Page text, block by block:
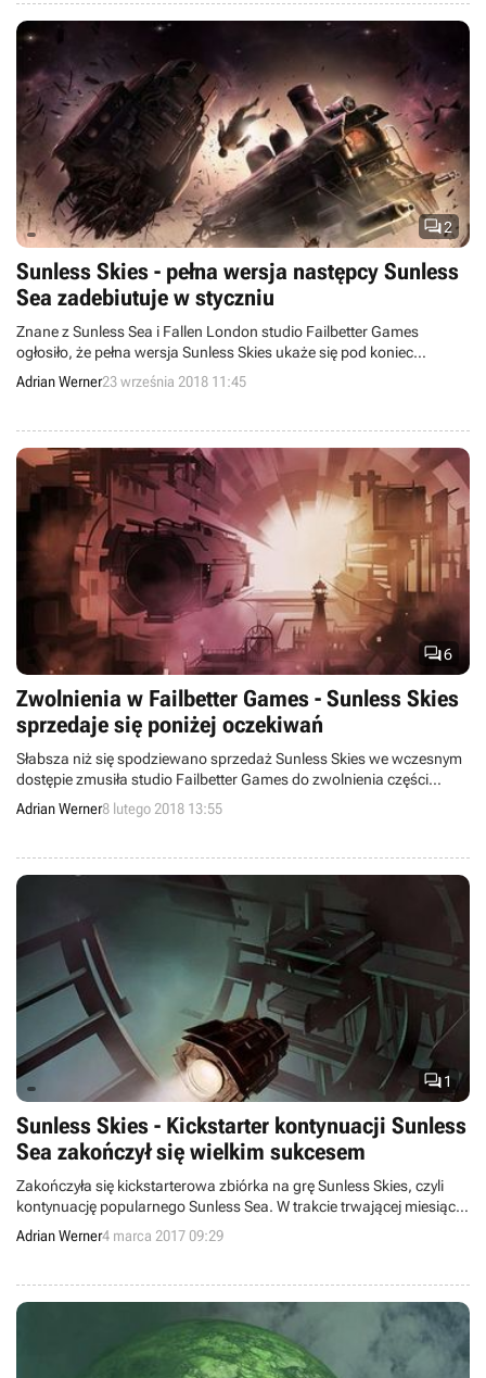
2
Sunless Skies - pełna wersja następcy Sunless
Sea zadebiutuje w styczniu
Znane z Sunless Sea i Fallen London studio Failbetter Games
ogłosiło, że pełna wersja Sunless Skies ukaże się pod koniec
stycznia przyszłego roku. Twórcy wypuścili również darmową
stołową grę fabularną osadzoną w realiach gry.
Adrian Werner23 września 2018 11:45
6
Zwolnienia w Failbetter Games - Sunless Skies
sprzedaje się poniżej oczekiwań
Słabsza niż się spodziewano sprzedaż Sunless Skies we wczesnym
dostępie zmusiła studio Failbetter Games do zwolnienia części
pracowników i opóźnienia premiery pełnej wersji gry. Podjęto także
decyzję o zamknięciu mobilnego wydania Fallen London. Dalej
Adrian Werner8 lutego 2018 13:55
1
Sunless Skies - Kickstarter kontynuacji Sunless
Sea zakończył się wielkim sukcesem
Zakończyła się kickstarterowa zbiórka na grę Sunless Skies, czyli
kontynuację popularnego Sunless Sea. W trakcie trwającej miesiąc
akcji autorom udało się zgromadzić ponad 377 tysięcy funtów, czyli
prawie czterokrotnie więcej, niż wynosił cel minimalny.
Adrian Werner4 marca 2017 09:29